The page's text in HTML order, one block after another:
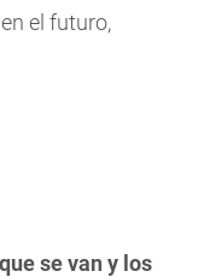
el futuro,
se van y los